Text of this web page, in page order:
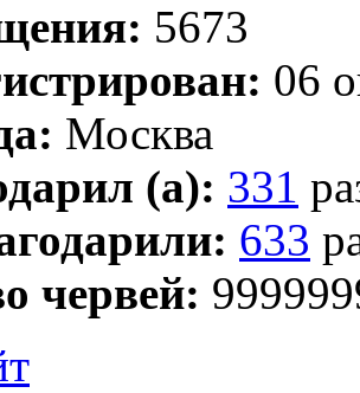
5673
06
Москва
(а): 331
633
червей: